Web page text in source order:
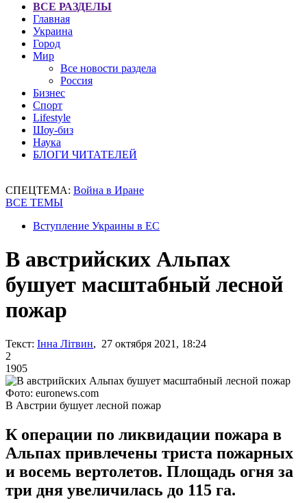
ВСЕ РАЗДЕЛЫ
Главная
Украина
Город
Мир
Все новости раздела
Россия
Бизнес
Спорт
Lifestyle
Шоу-биз
Наука
БЛОГИ ЧИТАТЕЛЕЙ
СПЕЦТЕМА: Война в Иране
ВСЕ ТЕМЫ
Вступление Украины в ЕС
В австрийских Альпах
бушует масштабный лесной
пожар
Текст: Інна Літвин, 27 октября 2021, 18:24
2
1905
Фото: euronews.com
В Австрии бушует лесной пожар
К операции по ликвидации пожара в
Альпах привлечены триста пожарных
и восемь вертолетов. Площадь огня за
три дня увеличилась до 115 га.